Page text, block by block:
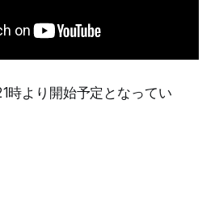
時より開始予定となってい